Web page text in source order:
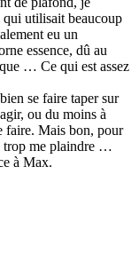
qui utilisait beaucoup
eu un
essence, dû au
… Ce qui est assez
se faire taper sur
ou du moins à
faire. Mais bon, pour
trop me plaindre …
à Max.